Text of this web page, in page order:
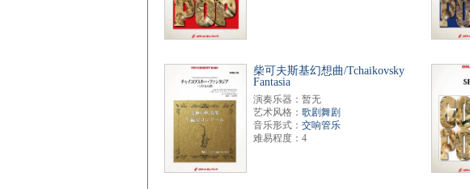
柴可夫斯基幻想曲/Tchaikovsky
Fantasia
演奏乐器：暂无
艺术风格： 歌剧舞剧
音乐形式： 交响管乐
难易程度：4